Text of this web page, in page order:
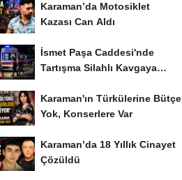
Karaman’da Motosiklet
Kazası Can Aldı
İsmet Paşa Caddesi'nde
Tartışma Silahlı Kavgaya
Karaman'ın Türkülerine Bütçe
Yok, Konserlere Var
Karaman’da 18 Yıllık Cinayet
Çözüldü